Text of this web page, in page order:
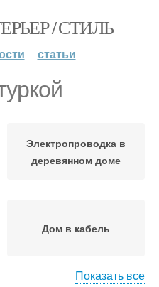
/ СТИЛЬ
статьи
Электропроводка в
деревянном доме
Дом в кабель
Показать все